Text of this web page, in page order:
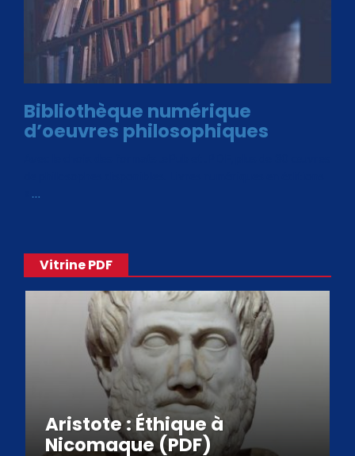
Bibliothèque numérique
d’oeuvres philosophiques
…
Vitrine PDF
Aristote : Éthique à
Nicomaque (PDF)